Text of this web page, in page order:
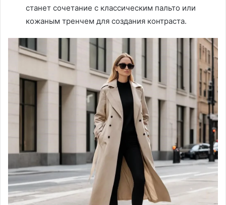
станет сочетание с классическим пальто или
кожаным тренчем для создания контраста․